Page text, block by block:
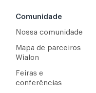
Comunidade
Nossa comunidade
Mapa de parceiros
Wialon
Feiras e
conferências